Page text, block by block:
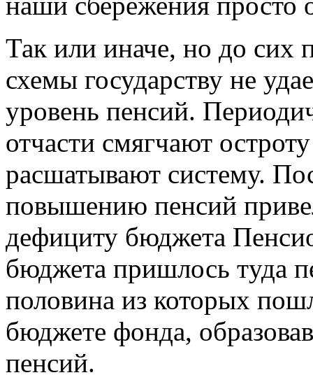
Так или иначе, но до сих
схемы государству не
уровень пенсий.
отчасти смягчают
расшатывают систему.
повышению пенсий
дефициту бюджета
бюджета пришлось туда
половина из которых
бюджете фонда,
пенсий.